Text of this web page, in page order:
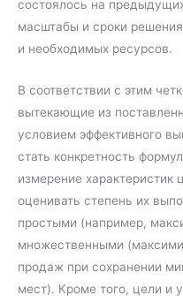
состоялось на
масштабы и сроки
и необходимых ресурсов.
В соответствии с этим
вытекающие из
условием эффективного
стать конкретность
измерение
оценивать степень их
простыми (например,
множественными
продаж при сохранении
мест). Кроме того, цели и